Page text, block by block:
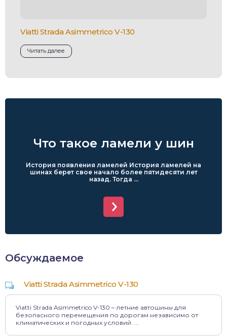
Viatti Strada Asimmetrico V-130
Читать далее
Что такое ламели у шин
История появления ламелей История ламелей на
шинах берет свое начало более пятидесяти лет
назад. Тогда ...
Обсуждаемое
Viatti Strada Asimmetrico V-130
Viatti Strada Asimmetrico V-130 – летние автошины для
безопасного перемещения по дорогам независимо от
климатических и погодных условий. ...